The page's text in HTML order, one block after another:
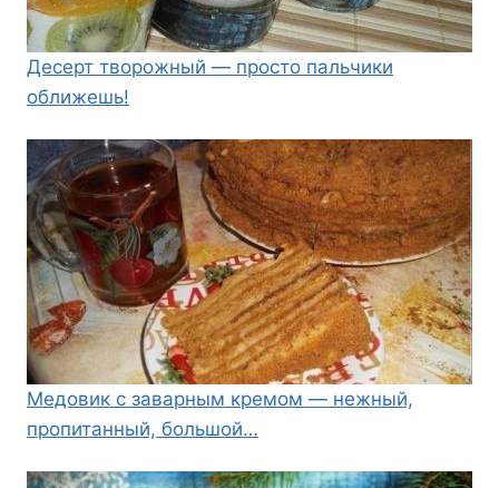
Десерт творожный — просто пальчики
оближешь!
Медовик с заварным кремом — нежный,
пропитанный, большой…